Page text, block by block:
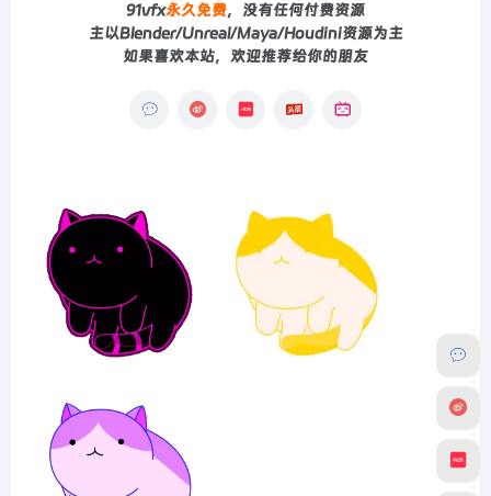
91vfx永久免费，没有任何付费资源
主以Blender/Unreal/Maya/Houdini资源为主
如果喜欢本站，欢迎推荐给你的朋友